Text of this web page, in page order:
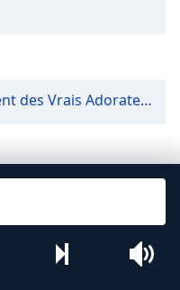
des Vrais Adorateurs)